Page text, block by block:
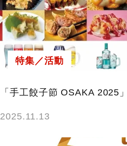
特集／活動
「手工餃子節 OSAKA 2025
2025.11.13